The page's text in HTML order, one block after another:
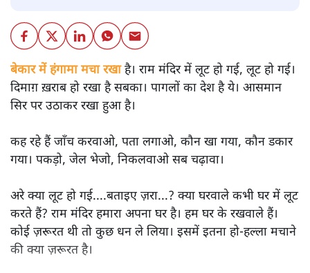
बेकार में हंगामा मचा रखाहै। राम मंदिर में लूट हो गई, लूट हो गई।
दिमाग़ ख़राब हो रखा है सबका। पागलों का देश है ये। आसमान
सिर पर उठाकर रखा हुआ है।
कह रहे हैं जाँच करवाओ, पता लगाओ, कौन खा गया, कौन डकार
गया। पकड़ो, जेल भेजो, निकलवाओ सब चढ़ावा।
अरे क्या लूट हो गई....बताइए ज़रा...? क्या घरवाले कभी घर में लूट
करते हैं? राम मंदिर हमारा अपना घर है। हम घर के रखवाले हैं।
कोई ज़रूरत थी तो कुछ धन ले लिया। इसमें इतना हो-हल्ला मचाने
की क्या ज़रूरत है।